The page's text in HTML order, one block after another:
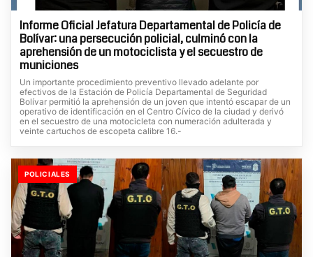
Informe Oficial Jefatura Departamental de Policía de
Bolívar: una persecución policial, culminó con la
aprehensión de un motociclista y el secuestro de
municiones
Un importante procedimiento preventivo llevado adelante por
efectivos de la Estación de Policía Departamental de Seguridad
Bolívar permitió la aprehensión de un joven que intentó escapar de un
operativo de identificación en el Centro Cívico de la ciudad y derivó
en el secuestro de una motocicleta con numeración adulterada y
veinte cartuchos de escopeta calibre 16.-
POLICIALES